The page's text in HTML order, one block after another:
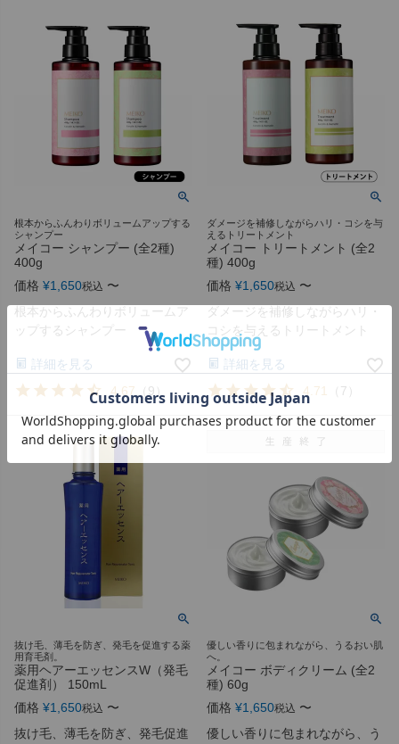
根本からふんわりボリュームアップする
シャンプー
メイコー シャンプー (全2種)
400g
価格 ¥1,650税込 〜
根本からふんわりボリュームア
ップするシャンプー
詳細を見る
4.67 （ 9 ）
ダメージを補修しながらハリ・コシを与
えるトリートメント
メイコー トリートメント (全2
種) 400g
価格 ¥1,650税込 〜
ダメージを補修しながらハリ・
コシを与えるトリートメント
詳細を見る
4.71 （ 7 ）
抜け毛、薄毛を防ぎ、発毛を促進する薬
用育毛剤。
薬用ヘアーエッセンスW（発毛
促進剤） 150mL
価格 ¥1,650税込 〜
抜け毛、薄毛を防ぎ、発毛促進
優しい香りに包まれながら、うるおい肌
へ。
メイコー ボディクリーム (全2
種) 60g
価格 ¥1,650税込 〜
優しい香りに包まれながら、う